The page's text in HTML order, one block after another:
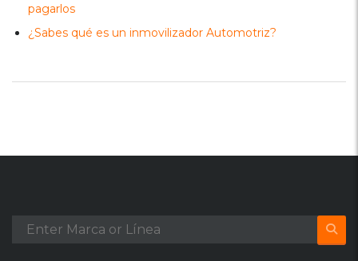
pagarlos
¿Sabes qué es un inmovilizador Automotriz?